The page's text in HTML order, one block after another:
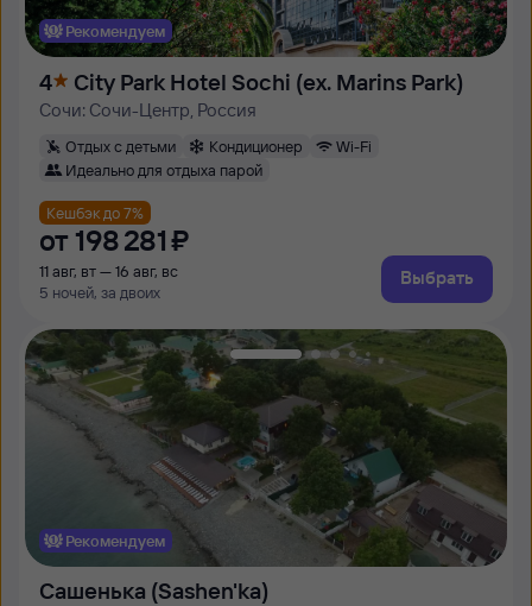
Рекомендуем
4 City Park Hotel Sochi (ex. Marins Park)
Сочи: Сочи-Центр, Россия
Отдых с детьми Кондиционер
Wi-Fi
Идеально для отдыха парой
Кешбэк до 7%
от 198 ⁠281 ⁠₽
11 авг, вт — 16 авг, вс
5 ночей, за двоих
Выбрать
Рекомендуем
Сашенька (Sashen'ka)